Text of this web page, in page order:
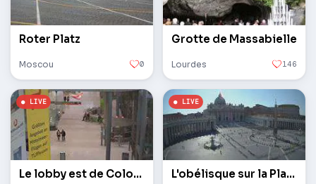
Roter Platz
Moscou 0
Grotte de Massabielle
Lourdes 146
Le lobby est de Cologne / Bonn L'obélisque sur la Place Saint-Pierre au Vatican